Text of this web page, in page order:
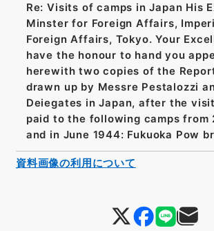
Re: Visits of camps in Japan His
Minster for Foreign Affairs,
Foreign Affairs, Tokyo. Your
have the honour to hand you
herewith two copies of the
drawn up by Messre Pestalozzi
Deiegates in Japan, after the
paid to the following camps from
and in June 1944: Fukuoka Pow
資料画像の利用について